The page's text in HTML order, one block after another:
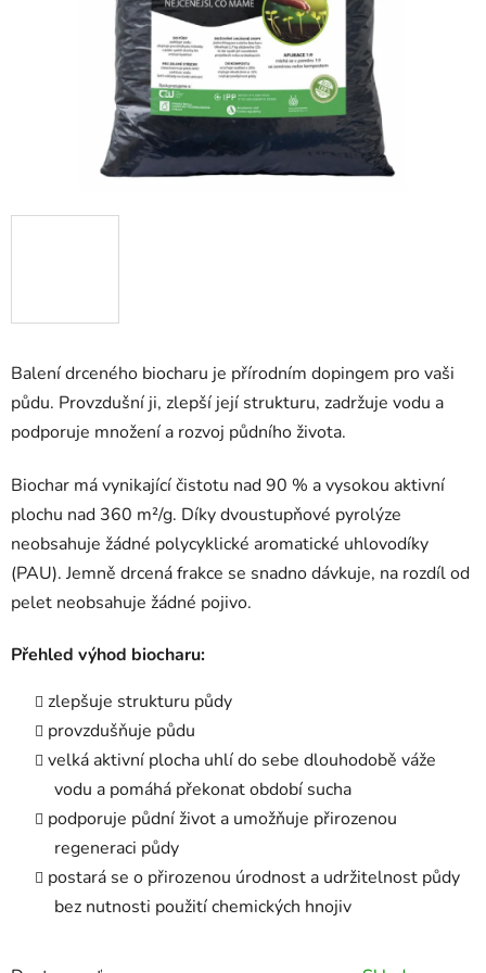
Balení drceného biocharu je přírodním dopingem pro vaši
půdu. Provzdušní ji, zlepší její strukturu, zadržuje vodu a
podporuje množení a rozvoj půdního života.
Biochar má vynikající čistotu nad 90 % a vysokou aktivní
plochu nad 360 m²/g. Díky dvoustupňové pyrolýze
neobsahuje žádné polycyklické aromatické uhlovodíky
(PAU). Jemně drcená frakce se snadno dávkuje, na rozdíl od
pelet neobsahuje žádné pojivo.
Přehled výhod biocharu:
zlepšuje strukturu půdy
provzdušňuje půdu
velká aktivní plocha uhlí do sebe dlouhodobě váže
vodu a pomáhá překonat období sucha
podporuje půdní život a umožňuje přirozenou
regeneraci půdy
postará se o přirozenou úrodnost a udržitelnost půdy
bez nutnosti použití chemických hnojiv